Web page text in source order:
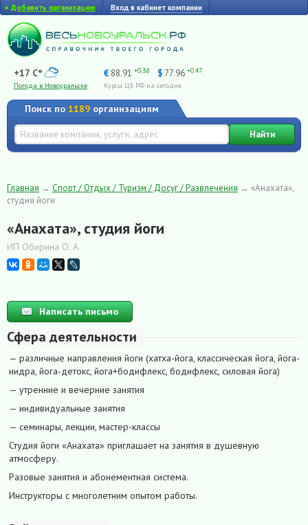
+ Добавить организацию Вход в кабинет компании
+17 C°
Погода в Новоуральске
€ 88.91 +0.38 $ 77.96 +0.47
Курсы ЦБ РФ на сегодня
Поиск по 1189 организациям
Найти
Главная → Спорт / Отдых / Туризм / Досуг / Развлечения → «Анахата»,
студия йоги
«Анахата», студия йоги
ИП Обирина О. А.
Написать письмо
Сфера деятельности
— различные направления йоги (хатха-йога, классическая йога, йога-
нидра, йога-детокс, йога+бодифлекс, бодифлекс, силовая йога)
— утренние и вечерние занятия
— индивидуальные занятия
— семинары, лекции, мастер-классы
Студия йоги «Анахата» приглашает на занятия в душевную
атмосферу.
Разовые занятия и абонементная система.
Инструкторы с многолетним опытом работы.